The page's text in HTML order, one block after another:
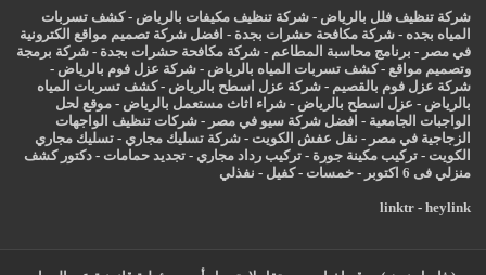
شركة تنظيف فلل بالرياض -شركة تنظيف مكيفات بالرياض -كشف تسربات
المياه بجده -شركة مكافحة حشرات بجدة - افضل شركة تصميم مواقع الكترونية
في مصر - برنامج محاسبة المطاعم -شركة مكافحة حشرات بجدة -شركة برمجة
وتصميم مواقع -كشف تسربات المياه بالرياض -شركة عزل فوم بالرياض -
شركة عزل فوم بالقصيم -شركة عزل اسطح بالرياض -كشف تسربات المياه
بالرياض - عزل اسطح بالرياض -شراء اثاث مستعمل بالرياض - موقع لحل
الواجبات الجامعية - افضل شركة سيو في مصر -شركات تنظيف الواجهات
الزجاجية في مصر - نقل عفش الكويت -شركة تسليك مجاري -تسليك مجاري
الكويت -تركيب مكينة جورة -تركيب رداد مجاري -تجديد حمامات -دكتور كشف
منزلي فى 6 اكتوبر
-خمسات -كفيل - نفذلي
linktr- heylink